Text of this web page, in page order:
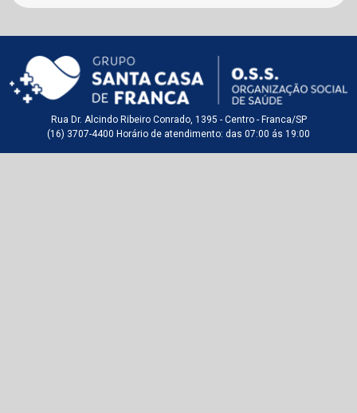
Rua Dr. Alcindo Ribeiro Conrado, 1395 - Centro - Franca/SP
(16) 3707-4400 Horário de atendimento: das 07:00 ás 19:00